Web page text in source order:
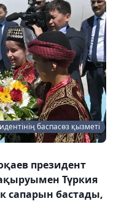
баспасөз қызметі
президент
Түркия
сапарын бастады,